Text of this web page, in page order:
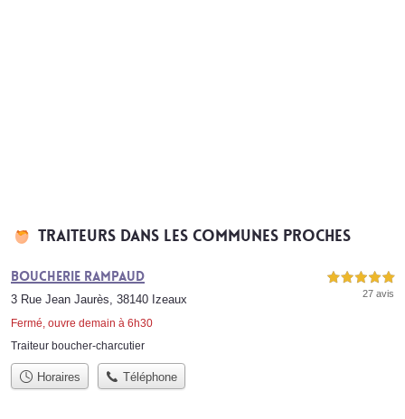
Traiteurs dans les communes proches
Boucherie Rampaud
3 Rue Jean Jaurès, 38140 Izeaux
Fermé, ouvre demain à 6h30
5,0 étoiles sur 5
27 avis
Traiteur boucher-charcutier
Horaires Téléphone